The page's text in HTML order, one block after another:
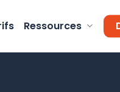
Ressources